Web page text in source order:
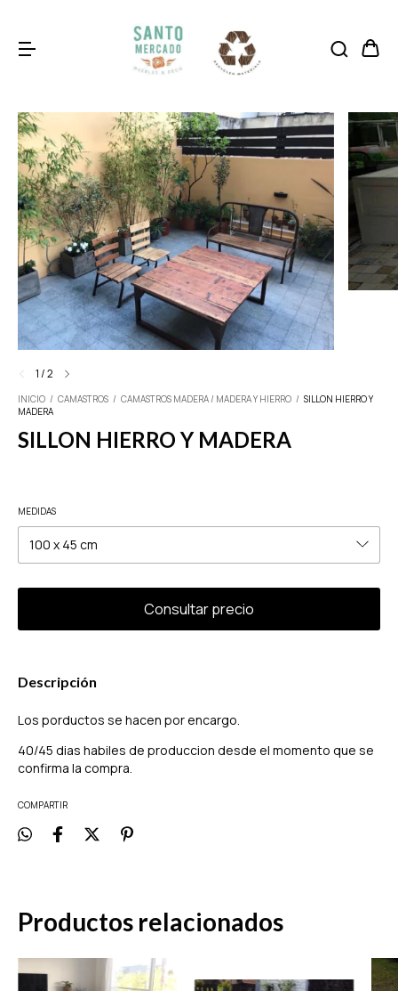
1/2
INICIO / CAMASTROS / CAMASTROS MADERA / MADERA Y HIERRO / SILLON HIERRO Y
MADERA
SILLON HIERRO Y MADERA
MEDIDAS
Descripción
Los porductos se hacen por encargo.
40/45 dias habiles de produccion desde el momento que se
confirma la compra.
COMPARTIR
Productos relacionados